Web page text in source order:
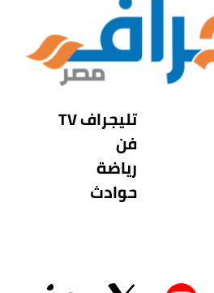
تليجراف TV
فن
رياضة
حوادث